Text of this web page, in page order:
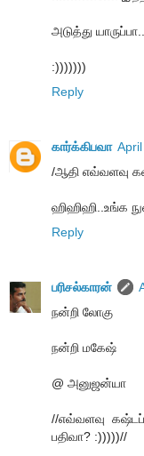
அடுத்து
:)))))))
Reply
கார்க்கிபவா
/ஆதி எவ்வளவு
ஹிஹிஹி..உங்க
Reply
பரிசல்காரன்
நன்றி லோகு
நன்றி மகேஷ்
@ அனுஜன்யா
//எவ்வளவு
பதிவா? :)))))//